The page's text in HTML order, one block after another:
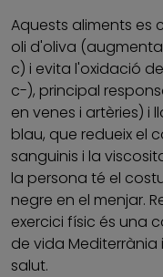
Aquests aliments
oli d'oliva
c) i evita l'oxidació
c-), principal
en venes i artèries) i
blau, que redueix el
sanguinis i la
la persona té el
negre en el menjar.
exercici físic és una
de vida
salut.